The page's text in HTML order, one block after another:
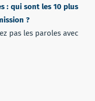
: qui sont les 10 plus
?
pas les paroles avec